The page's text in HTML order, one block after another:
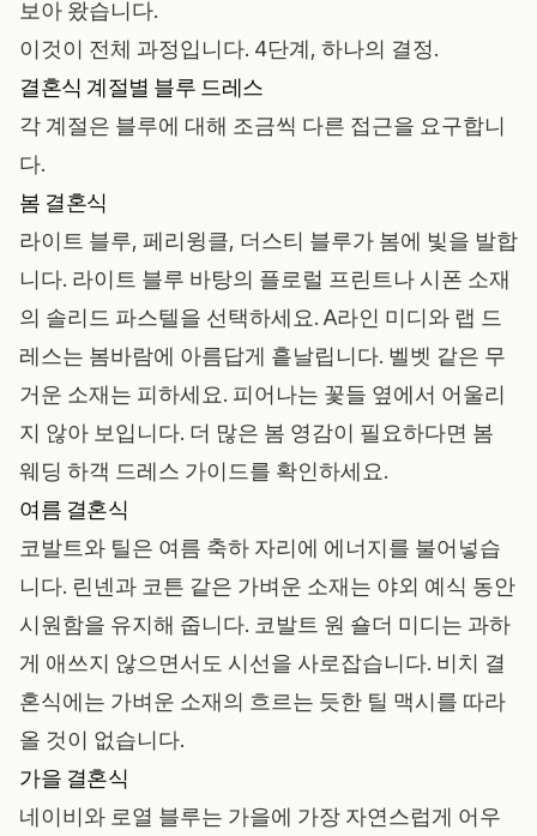
보아 왔습니다.
이것이 전체 과정입니다. 4단계, 하나의 결정.
결혼식 계절별 블루 드레스
각 계절은 블루에 대해 조금씩 다른 접근을 요구합니
다.
봄 결혼식
라이트 블루, 페리윙클, 더스티 블루가 봄에 빛을 발합
니다. 라이트 블루 바탕의 플로럴 프린트나 시폰 소재
의 솔리드 파스텔을 선택하세요. A라인 미디와 랩 드
레스는 봄바람에 아름답게 흩날립니다. 벨벳 같은 무
거운 소재는 피하세요. 피어나는 꽃들 옆에서 어울리
지 않아 보입니다. 더 많은 봄 영감이 필요하다면 봄
웨딩 하객 드레스 가이드를 확인하세요.
여름 결혼식
코발트와 틸은 여름 축하 자리에 에너지를 불어넣습
니다. 린넨과 코튼 같은 가벼운 소재는 야외 예식 동안
시원함을 유지해 줍니다. 코발트 원 숄더 미디는 과하
게 애쓰지 않으면서도 시선을 사로잡습니다. 비치 결
혼식에는 가벼운 소재의 흐르는 듯한 틸 맥시를 따라
올 것이 없습니다.
가을 결혼식
네이비와 로열 블루는 가을에 가장 자연스럽게 어우